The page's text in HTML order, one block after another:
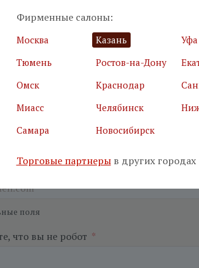
бесплатный дизайн-
*
почта*
поля
что вы не робот *
Фирменные салоны:
Москва Казань
Уфа
Тюмень
Ростов-на-Дону
Омск
Краснодар
Миасс
Челябинск
Самара
Новосибирск
Торговые партнерыв других городах